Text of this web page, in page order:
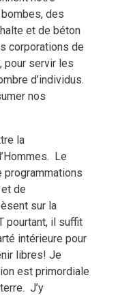
des
et de béton
corporations de
pour servir les
d’individus.
nos
la
Le
de
sur la
pourtant, il suffit
intérieure pour
libres! Je
est primordiale
J’y